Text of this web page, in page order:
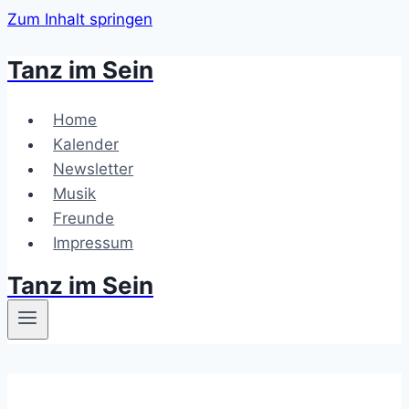
Zum Inhalt springen
Tanz im Sein
Home
Kalender
Newsletter
Musik
Freunde
Impressum
Tanz im Sein